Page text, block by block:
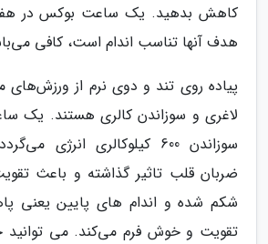
کاهش بدهید. یک ساعت بوکس در
هدف آنها تناسب اندام است، کافی
پیاده روی تند و دوی نرم از ورزش‌های
لاغری و سوزاندن کالری هستند. یک
سوزاندن 600 کیلوکالری
ضربان قلب تاثیر گذاشته و باعث
شکم شده و اندام های پایین یعنی
تقویت و خوش فرم می‌کند. می توانید